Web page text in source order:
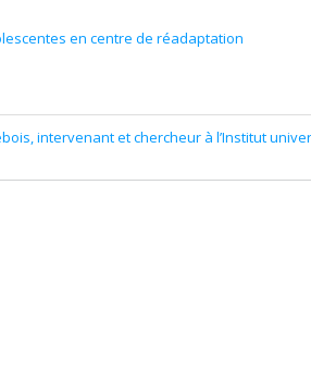
en centre de réadaptation
intervenant et chercheur à l’Institut